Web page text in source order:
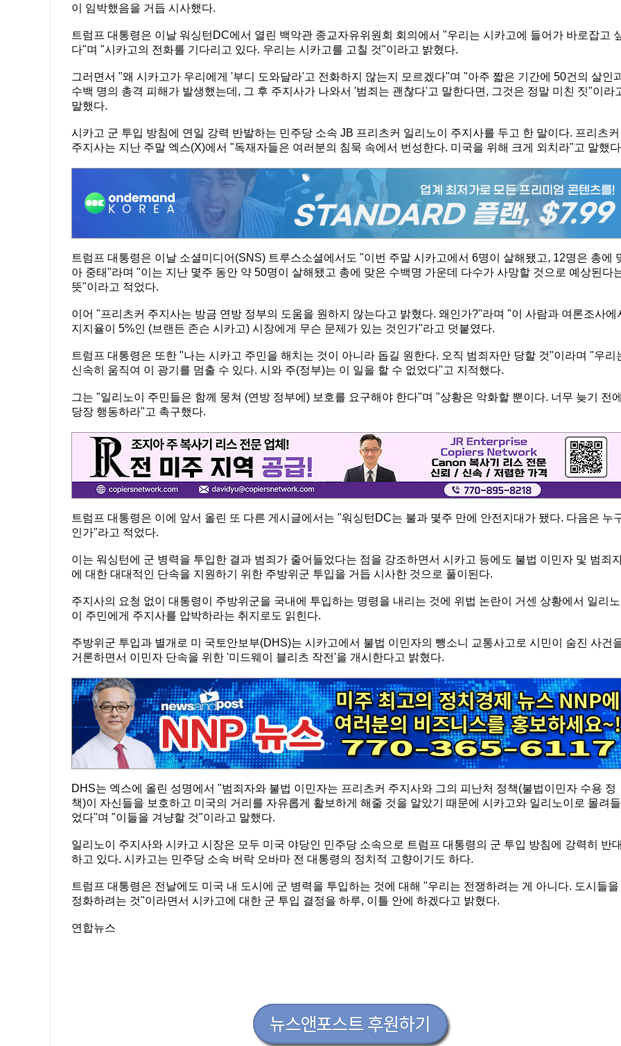
이 임박했음을 거듭 시사했다.
트럼프 대통령은 이날 워싱턴DC에서 열린 백악관 종교자유위원회 회의에서 "우리는 시카고에 들어가 바로잡고
다"며 "시카고의 전화를 기다리고 있다. 우리는 시카고를 고칠 것"이라고 밝혔다.
그러면서 "왜 시카고가 우리에게 '부디 도와달라'고 전화하지 않는지 모르겠다"며 "아주 짧은 기간에 50건의 살인
수백 명의 총격 피해가 발생했는데, 그 후 주지사가 나와서 '범죄는 괜찮다'고 말한다면, 그것은 정말 미친 짓"이라
말했다.
시카고 군 투입 방침에 연일 강력 반발하는 민주당 소속 JB 프리츠커 일리노이 주지사를 두고 한 말이다. 프리츠커
주지사는 지난 주말 엑스(X)에서 "독재자들은 여러분의 침묵 속에서 번성한다. 미국을 위해 크게 외치라"고 말했
트럼프 대통령은 이날 소셜미디어(SNS) 트루스소셜에서도 "이번 주말 시카고에서 6명이 살해됐고, 12명은 총에
아 중태"라며 "이는 지난 몇주 동안 약 50명이 살해됐고 총에 맞은 수백명 가운데 다수가 사망할 것으로 예상된다
뜻"이라고 적었다.
이어 "프리츠커 주지사는 방금 연방 정부의 도움을 원하지 않는다고 밝혔다. 왜인가?"라며 "이 사람과 여론조사에
지지율이 5%인 (브랜든 존슨 시카고) 시장에게 무슨 문제가 있는 것인가"라고 덧붙였다.
트럼프 대통령은 또한 "나는 시카고 주민을 해치는 것이 아니라 돕길 원한다. 오직 범죄자만 당할 것"이라며 "우리
신속히 움직여 이 광기를 멈출 수 있다. 시와 주(정부)는 이 일을 할 수 없었다"고 지적했다.
그는 "일리노이 주민들은 함께 뭉쳐 (연방 정부에) 보호를 요구해야 한다"며 "상황은 악화할 뿐이다. 너무 늦기 전
당장 행동하라"고 촉구했다.
트럼프 대통령은 이에 앞서 올린 또 다른 게시글에서는 "워싱턴DC는 불과 몇주 만에 안전지대가 됐다. 다음은 누
인가"라고 적었다.
이는 워싱턴에 군 병력을 투입한 결과 범죄가 줄어들었다는 점을 강조하면서 시카고 등에도 불법 이민자 및 범죄
에 대한 대대적인 단속을 지원하기 위한 주방위군 투입을 거듭 시사한 것으로 풀이된다.
주지사의 요청 없이 대통령이 주방위군을 국내에 투입하는 명령을 내리는 것에 위법 논란이 거센 상황에서 일리노
이 주민에게 주지사를 압박하라는 취지로도 읽힌다.
주방위군 투입과 별개로 미 국토안보부(DHS)는 시카고에서 불법 이민자의 뺑소니 교통사고로 시민이 숨진 사건
거론하면서 이민자 단속을 위한 '미드웨이 블리츠 작전'을 개시한다고 밝혔다.
DHS는 엑스에 올린 성명에서 "범죄자와 불법 이민자는 프리츠커 주지사와 그의 피난처 정책(불법이민자 수용 정
책)이 자신들을 보호하고 미국의 거리를 자유롭게 활보하게 해줄 것을 알았기 때문에 시카고와 일리노이로 몰려들
었다"며 "이들을 겨냥할 것"이라고 말했다.
일리노이 주지사와 시카고 시장은 모두 미국 야당인 민주당 소속으로 트럼프 대통령의 군 투입 방침에 강력히 반
하고 있다. 시카고는 민주당 소속 버락 오바마 전 대통령의 정치적 고향이기도 하다.
트럼프 대통령은 전날에도 미국 내 도시에 군 병력을 투입하는 것에 대해 "우리는 전쟁하려는 게 아니다. 도시들을
정화하려는 것"이라면서 시카고에 대한 군 투입 결정을 하루, 이틀 안에 하겠다고 밝혔다.
연합뉴스